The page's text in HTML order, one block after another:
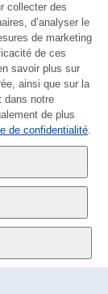
9:00 - 12:00 h
377 21 11
collecter des
d’analyser le
de marketing
de ces
savoir plus sur
ainsi que sur la
dans notre
de plus
de confidentialité.